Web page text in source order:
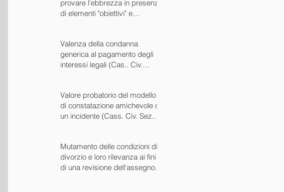
provare l'ebbrezza in presenza
di elementi "obiettivi" e
Valenza della condanna
generica al pagamento degli
interessi legali (Cas.. Civ.
Valore probatorio del modello
di constatazione amichevole di
un incidente (Cass. Civ. Sez. III
Mutamento delle condizioni di
divorzio e loro rilevanza ai fini
di una revisione dell'assegno